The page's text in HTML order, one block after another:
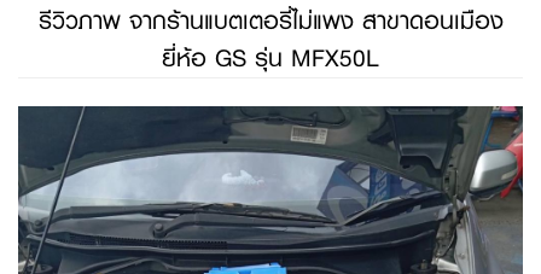
รีวิวภาพ จากร้านแบตเตอรี่ไม่แพง สาขาดอนเมือง
ยี่ห้อ GS รุ่น MFX50L